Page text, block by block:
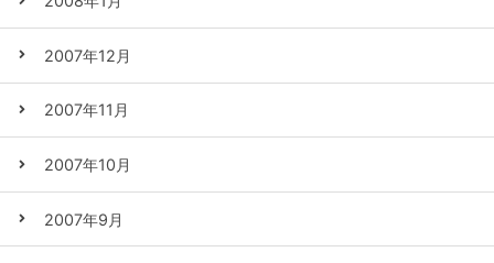
2007年12月
2007年11月
2007年10月
2007年9月